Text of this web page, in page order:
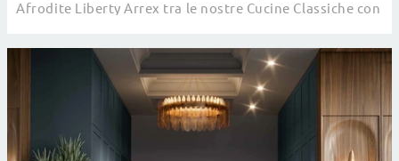
Afrodite Liberty Arrex tra le nostre Cucine Classiche con